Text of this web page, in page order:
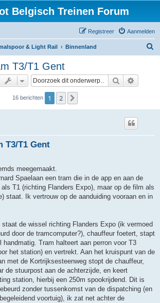
Belgisch Treinen Forum
Aanmelden
Registreer
& Light Rail Binnenland
T3/T1 Gent
Zoek
16 berichten 1 2
T3/T1 Gent
meegemaakt.
Spaelaan een tram die in de app en aan de
T1 (richting Flanders Expo), maar op de film als
staat. Ik vertrouw op de aanduiding vooraan en in
de wissel richting Flanders Expo (ik vermoed
door de tramcomputer?), chauffeur foetert, stapt
Tram halteert aan perron voor T3
het station) en vertrekt. Aan het kruispunt van de
met de Kortrijksesteenweg stopt de chauffeur,
de stuurpost aan de achterzijde, en keert
station, hierbij een 250m spookrijdend. Dit is
zonder tussenkomst van de dispatching (en
voortuig), ik zat net achter de